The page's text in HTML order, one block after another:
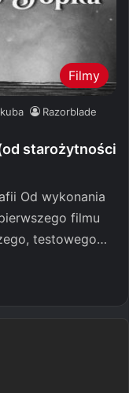
Filmy
kuba
Razorblade
starożytności
Od wykonania
filmu
testowego…